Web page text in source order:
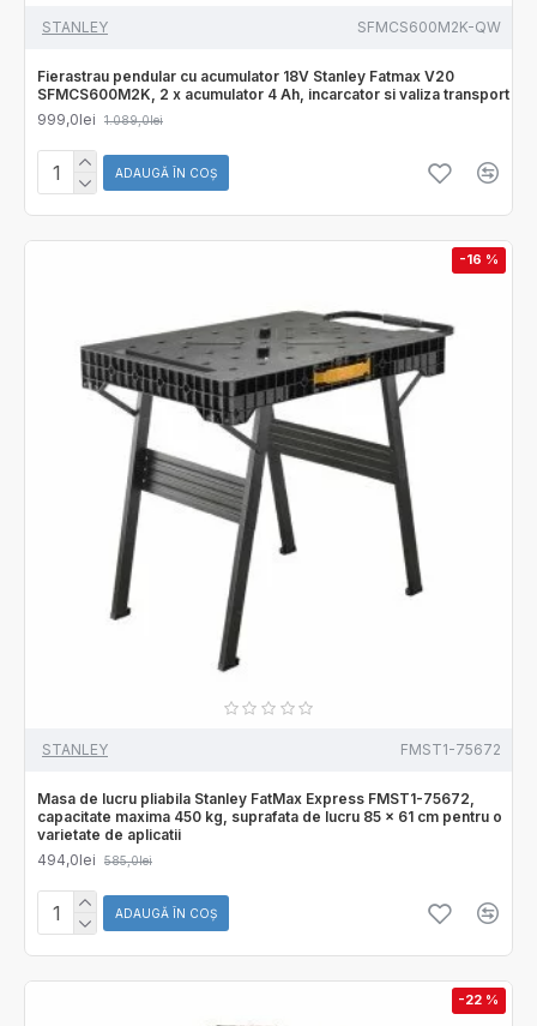
STANLEY SFMCS600M2K-QW
Fierastrau pendular cu acumulator 18V Stanley Fatmax V20
SFMCS600M2K, 2 x acumulator 4 Ah, incarcator si valiza transport
999,0lei
1.089,0lei
ADAUGĂ ÎN COŞ
-16 %
STANLEY FMST1-75672
Masa de lucru pliabila Stanley FatMax Express FMST1-75672,
capacitate maxima 450 kg, suprafata de lucru 85 x 61 cm pentru o
varietate de aplicatii
494,0lei
585,0lei
ADAUGĂ ÎN COŞ
-22 %